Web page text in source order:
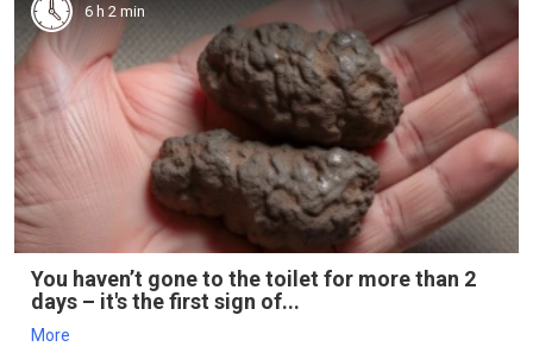
6 h 2 min
You haven’t gone to the toilet for more than 2
days – it's the first sign of...
More